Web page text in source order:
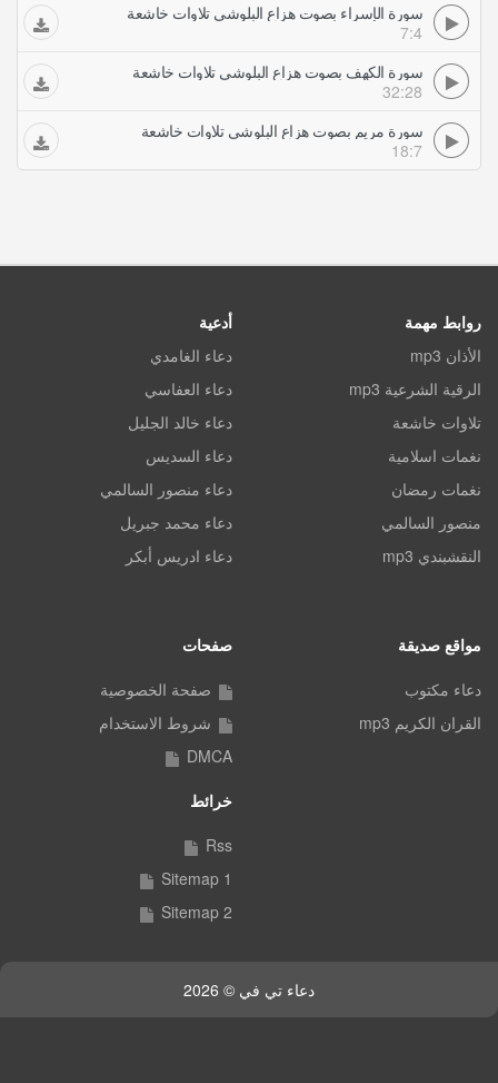
سورة الإسراء بصوت هزاع البلوشي تلاوات خاشعة
7:4
سورة الكهف بصوت هزاع البلوشي تلاوات خاشعة
32:28
سورة مريم بصوت هزاع البلوشي تلاوات خاشعة
18:7
روابط مهمة
الأذان mp3
الرقية الشرعية mp3
تلاوات خاشعة
نغمات اسلامية
نغمات رمضان
منصور السالمي
النقشبندي mp3
أدعية
دعاء الغامدي
دعاء العفاسي
دعاء خالد الجليل
دعاء السديس
دعاء منصور السالمي
دعاء محمد جبريل
دعاء ادريس أبكر
مواقع صديقة
دعاء مكتوب
القران الكريم mp3
صفحات
صفحة الخصوصية
شروط الاستخدام
DMCA
خرائط
Rss
Sitemap 1
Sitemap 2
دعاء تي في © 2026